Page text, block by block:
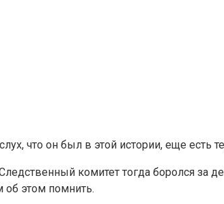
что он был в этой истории, еще
комитет тогда боролся
об этом помнить.